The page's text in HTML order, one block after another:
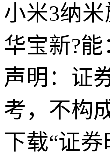
小米3纳
华宝新?
声明：证
考，不构
下载“证